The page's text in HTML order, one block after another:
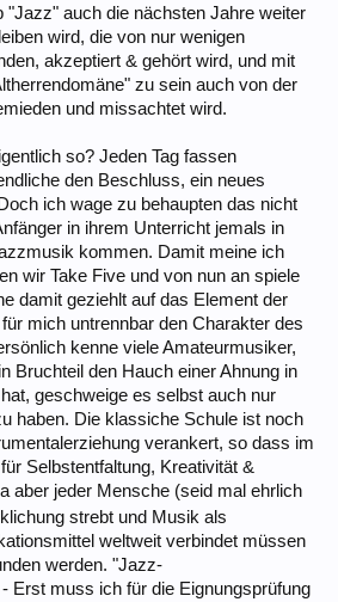
"Jazz" auch die nächsten Jahre weiter
wird, die von nur wenigen
akzeptiert & gehört wird, und mit
zu sein auch von der
und missachtet wird.
so? Jeden Tag fassen
den Beschluss, ein neues
ich wage zu behaupten das nicht
in ihrem Unterricht jemals in
kommen. Damit meine ich
wir Take Five und von nun an spiele
damit geziehlt auf das Element der
mich untrennbar den Charakter des
kenne viele Amateurmusiker,
Bruchteil den Hauch einer Ahnung in
geschweige es selbst auch nur
haben. Die klassiche Schule ist noch
verankert, so dass im
Selbstentfaltung, Kreativität &
aber jeder Mensche (seid mal ehrlich
strebt und Musik als
weltweit verbindet müssen
werden. "Jazz-
Erst muss ich für die Eignungsprüfung